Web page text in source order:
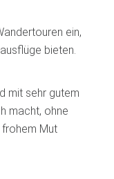
ein,
bieten.
mit sehr gutem
macht, ohne
frohem Mut